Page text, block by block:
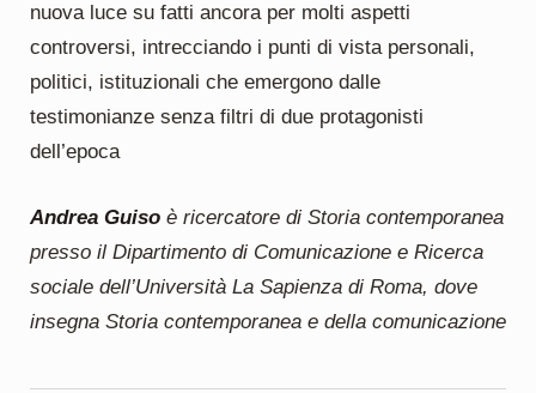
nuova luce su fatti ancora per molti aspetti
controversi, intrecciando i punti di vista personali,
politici, istituzionali che emergono dalle
testimonianze senza filtri di due protagonisti
dell’epoca
Andrea Guisoè ricercatore di Storia contemporanea
presso il Dipartimento di Comunicazione e Ricerca
sociale dell’Università La Sapienza di Roma, dove
insegna Storia contemporanea e della comunicazione